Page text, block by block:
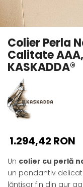
Seturi Perle cu Argint
Brățări cu Perle
Pandantive cu Perle
Brose cu Perle
Colier Perla
Calitate
KASKADDA®
1.294,42 RON
Un colier cu perlă
un pandantiv delicat
lănțișor fin din aur